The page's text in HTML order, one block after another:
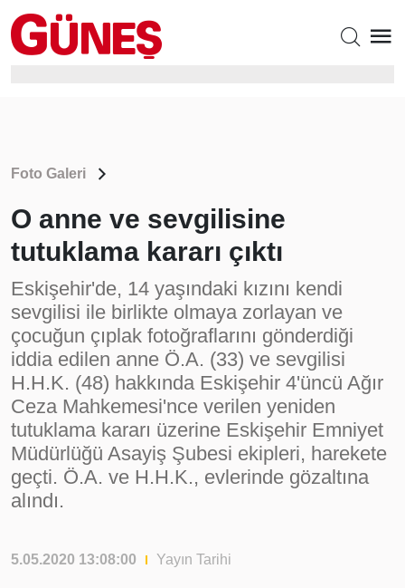
Foto Galeri
O anne ve sevgilisine
tutuklama kararı çıktı
Eskişehir'de, 14 yaşındaki kızını kendi
sevgilisi ile birlikte olmaya zorlayan ve
çocuğun çıplak fotoğraflarını gönderdiği
iddia edilen anne Ö.A. (33) ve sevgilisi
H.H.K. (48) hakkında Eskişehir 4'üncü Ağır
Ceza Mahkemesi'nce verilen yeniden
tutuklama kararı üzerine Eskişehir Emniyet
Müdürlüğü Asayiş Şubesi ekipleri, harekete
geçti. Ö.A. ve H.H.K., evlerinde gözaltına
alındı.
5.05.2020 13:08:00 Yayın Tarihi